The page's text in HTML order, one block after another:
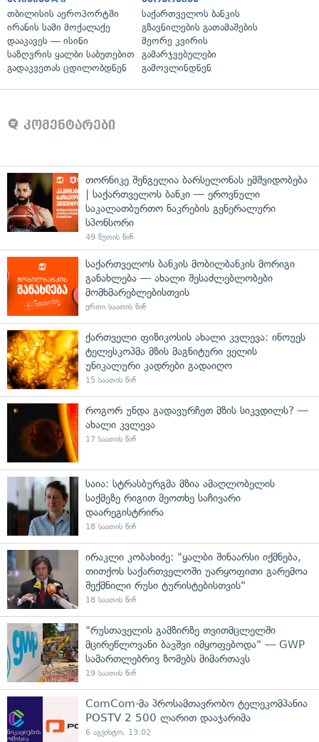
თბილისის აეროპორტში
ირანის სამი მოქალაქე
დააკავეს — ისინი
საზღვრის ყალბი საბუთებით
გადაკვეთას ცდილობდნენ
საქართველოს ბანკის
გზავნილების გათამაშების
მეორე კვირის
გამარჯვებულები
გამოვლინდნენ
კომენტარები
თორნიკე შენგელია ბარსელონას ემშვიდობება
| საქართველოს ბანკი — ეროვნული
საკალათბურთო ნაკრების გენერალური
სპონსორი
49 წუთის წინ
საქართველოს ბანკის მობილბანკის მორიგი
განახლება — ახალი შესაძლებლობები
მომხმარებლებისთვის
ერთი საათის წინ
ქართველი ფიზიკოსის ახალი კვლევა: ინოუეს
ტელესკოპმა მზის მაგნიტური ველის
უნიკალური კადრები გადაიღო
15 საათის წინ
როგორ უნდა გადავურჩეთ მზის სიკვდილს? —
ახალი კვლევა
17 საათის წინ
საია: სტრასბურგმა მზია ამაღლობელის
საქმეზე რიგით მეოთხე საჩივარი
დაარეგისტრირა
18 საათის წინ
ირაკლი კობახიძე: "ყალბი შინაარსი იქმნება,
თითქოს საქართველოში უარყოფითი გარემოა
შექმნილი რუსი ტურისტებისთვის"
18 საათის წინ
"რუსთაველის გამზირზე თვითმცლელში
მცირეწლოვანი ბავშვი იმყოფებოდა" — GWP
სამართლებრივ ზომებს მიმართავს
19 საათის წინ
ComCom-მა პროსამთავრობო ტელეკომპანია
POSTV 2 500 ლარით დააჯარიმა
6 აგვისტო, 13:02